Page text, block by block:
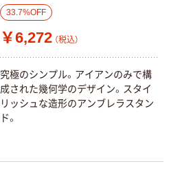
33.7%OFF
￥6,272 （税込）
究極のシンプル。アイアンのみで構
成された幾何学のデザイン。スタイ
リッシュな造形のアンブレラスタン
ド。